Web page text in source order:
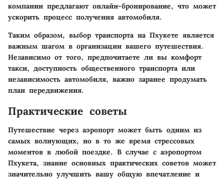
компании предлагают онлайн-бронирование, что может
ускорить процесс получения автомобиля.
Таким образом, выбор транспорта на Пхукете является
важным шагом в организации вашего путешествия.
Независимо от того, предпочитаете ли вы комфорт
такси, доступность общественного транспорта или
независимость автомобиля, важно заранее продумать
план передвижения.
Практические советы
Путешествие через аэропорт может быть одним из
самых волнующих, но в то же время стрессовых
моментов в любой поездке. В случае с аэропортом
Пхукета, знание основных практических советов может
значительно улучшить вашу общую впечатление и